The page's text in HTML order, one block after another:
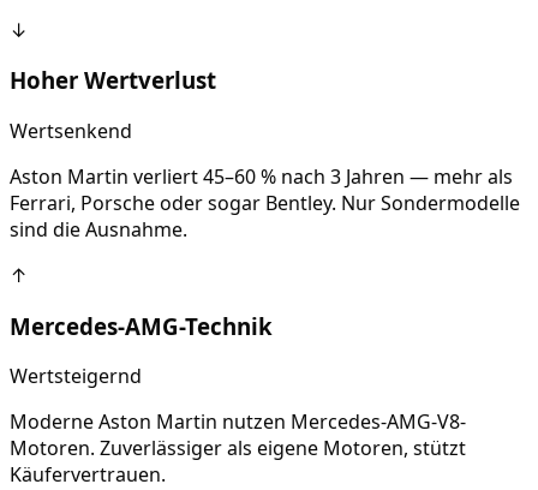
↓
Hoher Wertverlust
Wertsenkend
Aston Martin verliert 45–60 % nach 3 Jahren — mehr als
Ferrari, Porsche oder sogar Bentley. Nur Sondermodelle
sind die Ausnahme.
↑
Mercedes-AMG-Technik
Wertsteigernd
Moderne Aston Martin nutzen Mercedes-AMG-V8-
Motoren. Zuverlässiger als eigene Motoren, stützt
Käufervertrauen.